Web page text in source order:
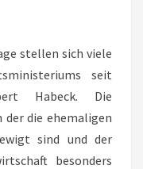
stellen sich viele
seit
Habeck. Die
der die ehemaligen
sind und der
besonders